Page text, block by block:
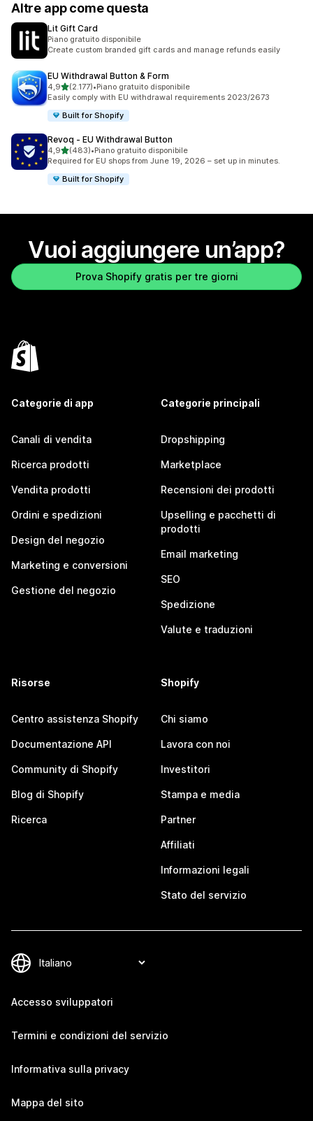
Altre app come questa
Lit Gift Card
Piano gratuito disponibile
Create custom branded gift cards and manage refunds easily
EU Withdrawal Button & Form
4,9stelle su 5
(2.177)
2177 recensioni totali
•Piano gratuito disponibile
Easily comply with EU withdrawal requirements 2023/2673
Built for Shopify
Revoq ‑ EU Withdrawal Button
4,9stelle su 5
(483)
483 recensioni totali
•Piano gratuito disponibile
Required for EU shops from June 19, 2026 – set up in minutes.
Built for Shopify
Vuoi aggiungere un’app?
Prova Shopify gratis per tre giorni
Categorie di app
Canali di vendita
Ricerca prodotti
Vendita prodotti
Ordini e spedizioni
Design del negozio
Marketing e conversioni
Gestione del negozio
Categorie principali
Dropshipping
Marketplace
Recensioni dei prodotti
Upselling e pacchetti di
prodotti
Email marketing
SEO
Spedizione
Valute e traduzioni
Risorse
Centro assistenza Shopify
Documentazione API
Community di Shopify
Blog di Shopify
Ricerca
Shopify
Chi siamo
Lavora con noi
Investitori
Stampa e media
Partner
Affiliati
Informazioni legali
Stato del servizio
Accesso sviluppatori
Termini e condizioni del servizio
Informativa sulla privacy
Mappa del sito